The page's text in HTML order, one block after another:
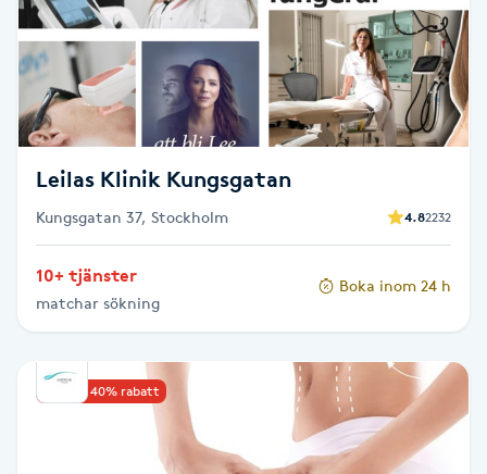
Kinesisk medicin
Kiropraktik
Klippning
Klippning & Slingor
Koppningsmassage
Kosmetisk tatuering
Leilas Klinik Kungsgatan
Kungsgatan 37, Stockholm 4.82232
10+ tjänster
matchar sökning
Boka inom 24 h
Upp till 40% rabatt